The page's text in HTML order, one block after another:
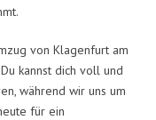
von Klagenfurt am
kannst dich voll und
während wir uns um
für ein